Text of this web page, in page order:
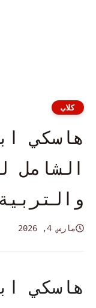
كلاب
هاسكي
الشامل
والتربية
مارس 4, 2026
هاسكي